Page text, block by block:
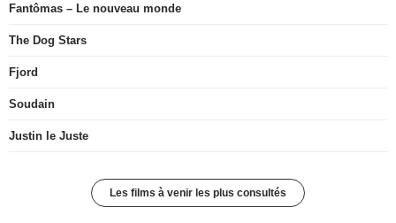
Fantômas – Le nouveau monde
The Dog Stars
Fjord
Soudain
Justin le Juste
Les films à venir les plus consultés